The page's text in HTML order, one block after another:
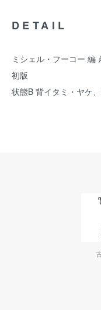
DETAIL
ミシェル・フーコー 編
初版
状態B 背イタミ・ヤケ